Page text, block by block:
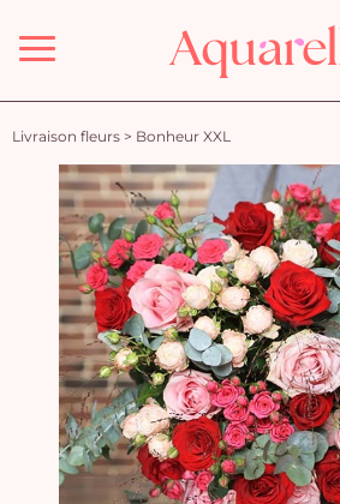
Menu
Livraison fleurs > Bonheur XXL